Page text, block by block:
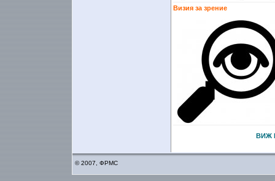
Визия за зрение
ВИЖ
© 2007, ФРМС